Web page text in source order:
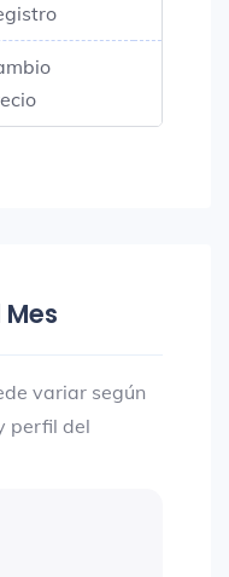
variar según
perfil del